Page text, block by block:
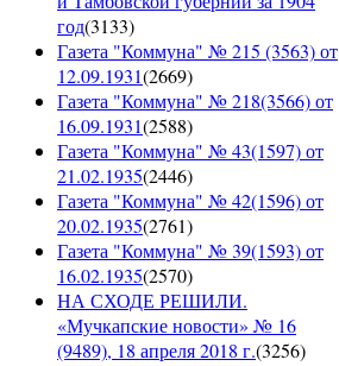
год(3133)
Газета "Коммуна" № 215 (3563) от
12.09.1931(2669)
Газета "Коммуна" № 218(3566) от
16.09.1931(2588)
Газета "Коммуна" № 43(1597) от
21.02.1935(2446)
Газета "Коммуна" № 42(1596) от
20.02.1935(2761)
Газета "Коммуна" № 39(1593) от
16.02.1935(2570)
НА СХОДЕ РЕШИЛИ.
«Мучкапские новости» № 16
(9489), 18 апреля 2018 г.(3256)